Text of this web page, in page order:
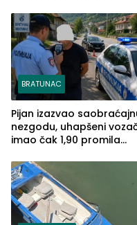
BRATUNAC
Pijan izazvao
nezgodu, uhapšeni
imao čak 1,90 promila